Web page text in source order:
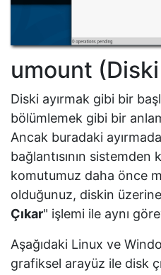
umount (Diski
Diski ayırmak gibi bir
bölümlemek gibi bir
Ancak buradaki
bağlantısının sistemden
komutumuz daha önce
olduğunuz, diskin
Çıkar" işlemi ile aynı
Aşağıdaki Linux ve
grafiksel arayüz ile disk